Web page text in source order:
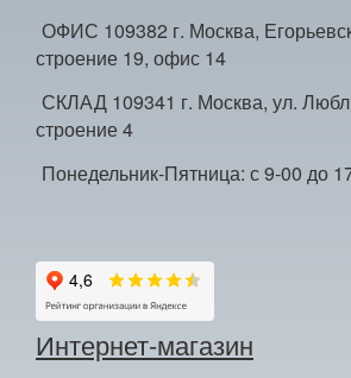
ОФИС 109382 г. Москва,
строение 19, офис 14
СКЛАД 109341 г. Москва, ул.
строение 4
Понедельник-Пятница: с 9-00 до
Интернет-магазин